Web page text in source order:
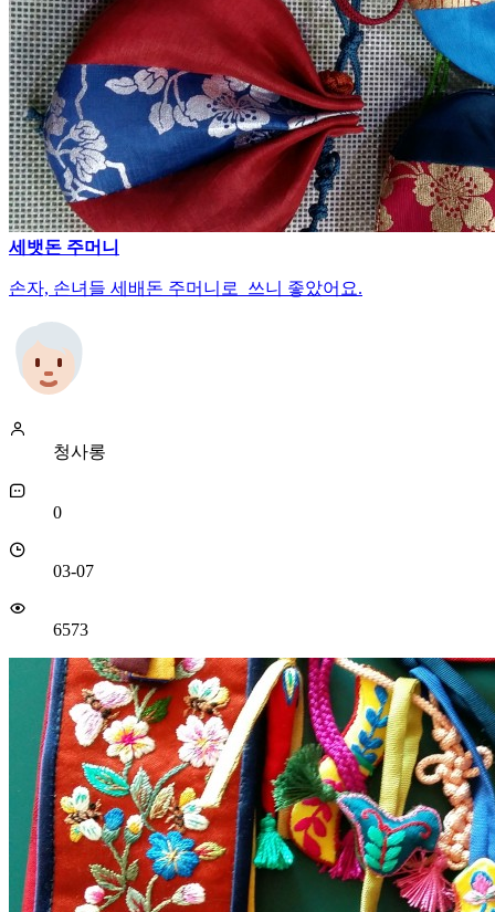
세뱃돈 주머니
손자, 손녀들 세배돈 주머니로 쓰니 좋았어요.
청사롱
0
03-07
6573